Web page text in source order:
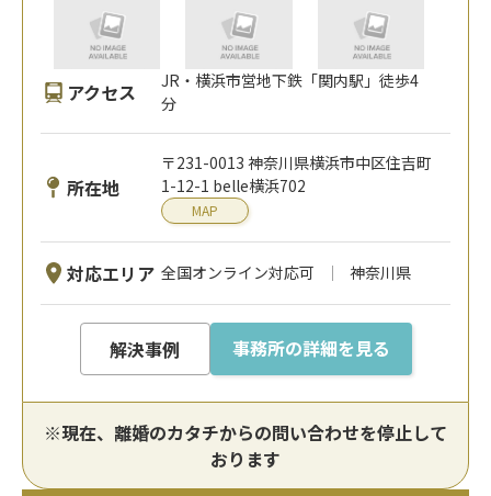
アクセス
JR・横浜市営地下鉄「関内駅」徒歩4
分
所在地
〒231-0013 神奈川県横浜市中区住吉町
1-12-1 belle横浜702
MAP
対応エリア 全国オンライン対応可 神奈川県
解決事例 事務所の詳細を見る
※現在、離婚のカタチからの問い合わせを停止して
おります